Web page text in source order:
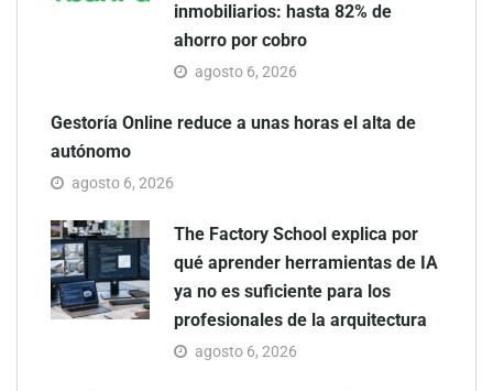
inmobiliarios: hasta 82% de
ahorro por cobro
agosto 6, 2026
Gestoría Online reduce a unas horas el alta de
autónomo
agosto 6, 2026
The Factory School explica por
qué aprender herramientas de IA
ya no es suficiente para los
profesionales de la arquitectura
agosto 6, 2026